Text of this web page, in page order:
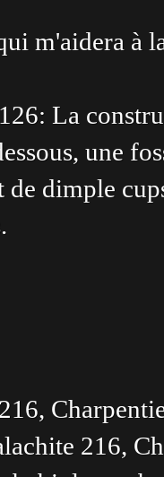
m'aidera à
La
une
dimple
216,